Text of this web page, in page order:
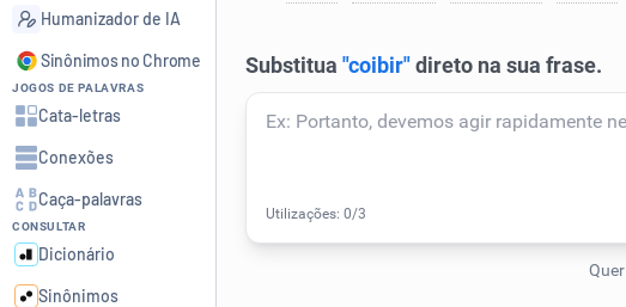
Resumir Texto
Corrigir Texto
Detector de IA
Humanizador de IA
Humanizador de IA
Sinônimos no Chrome
JOGOS DE PALAVRAS
Cata-letras
Conexões
Caça-palavras
CONSULTAR
Dicionário
Sinônimos